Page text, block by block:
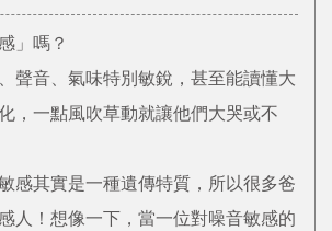
」嗎？
聲音、氣味特別敏銳，甚至能讀懂大
，一點風吹草動就讓他們大哭或不
感其實是一種遺傳特質，所以很多爸
人！想像一下，當一位對噪音敏感的